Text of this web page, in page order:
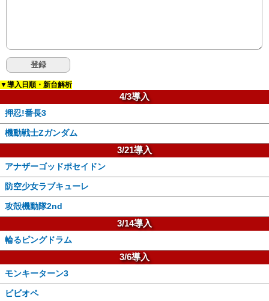
▼導入日順・新台解析
4/3導入
押忍!番長3
機動戦士Zガンダム
3/21導入
アナザーゴッドポセイドン
防空少女ラブキューレ
攻殻機動隊2nd
3/14導入
輪るピングドラム
3/6導入
モンキーターン3
ビビオペ